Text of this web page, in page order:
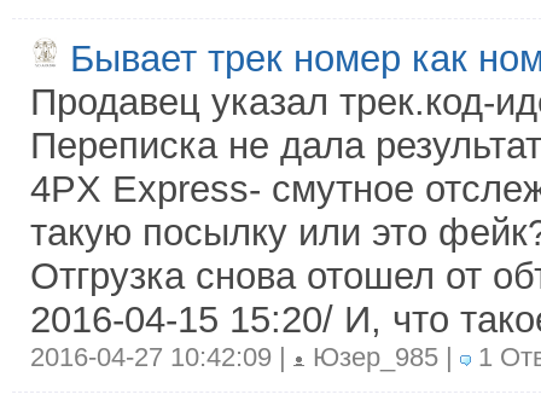
Бывает трек номер как
Продавец указал трек.код-
Переписка не дала
4PX Express- смутное
такую посылку или это
Отгрузка снова отошел от
2016-04-15 15:20/ И, что
2016-04-27 10:42:09 | Юзер_985 | 1